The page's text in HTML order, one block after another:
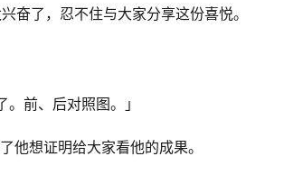
奋了，忍不住与大家分享这份喜悦。
前、后对照图。」
他想证明给大家看他的成果。